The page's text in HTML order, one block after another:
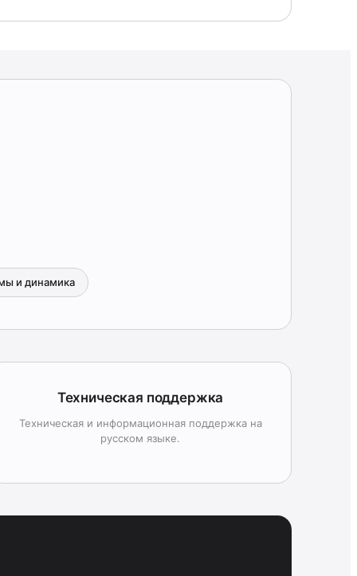
и динамика
Техническая поддержка
Техническая и информационная поддержка на
русском языке.